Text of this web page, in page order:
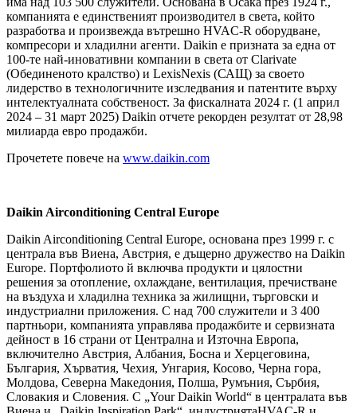
компанията е единственият производител в света, който
разработва и произвежда вътрешно HVAC-R оборудване,
компресори и хладилни агенти. Daikin е призната за една от
100-те най-иновативни компании в света от Clarivate
(Обединеното кралство) и LexisNexis (САЩ) за своето
лидерство в технологичните изследвания и патентите върху
интелектуалната собственост. За фискалната 2024 г. (1 април
2024 – 31 март 2025) Daikin отчете рекорден резултат от 28,98
милиарда евро продажби.
Прочетете повече на www.daikin.com
Daikin Airconditioning Central Europe
Daikin Airconditioning Central Europe, основана през 1999 г. с
централа във Виена, Австрия, е дъщерно дружество на Daikin
Europe. Портфолиото й включва продукти и цялостни
решения за отопление, охлаждане, вентилация, пречистване
на въздуха и хладилна техника за жилищни, търговски и
индустриални приложения. С над 700 служители и 3 400
партньори, компанията управлява продажбите и сервизната
дейност в 16 страни от Централна и Източна Европа,
включително Австрия, Албания, Босна и Херцеговина,
България, Хърватия, Чехия, Унгария, Косово, Черна гора,
Молдова, Северна Македония, Полша, Румъния, Сърбия,
Словакия и Словения. С „Your Daikin World“ в централата във